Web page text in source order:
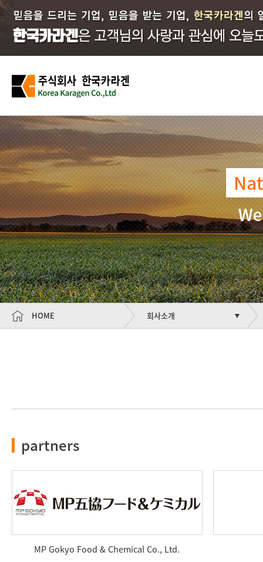
HOME 회사소개
partners
MP Gokyo Food & Chemical Co., Ltd.